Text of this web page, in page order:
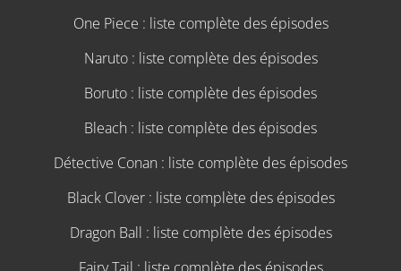
One Piece : liste complète des épisodes
Naruto : liste complète des épisodes
Boruto : liste complète des épisodes
Bleach : liste complète des épisodes
Détective Conan : liste complète des épisodes
Black Clover : liste complète des épisodes
Dragon Ball : liste complète des épisodes